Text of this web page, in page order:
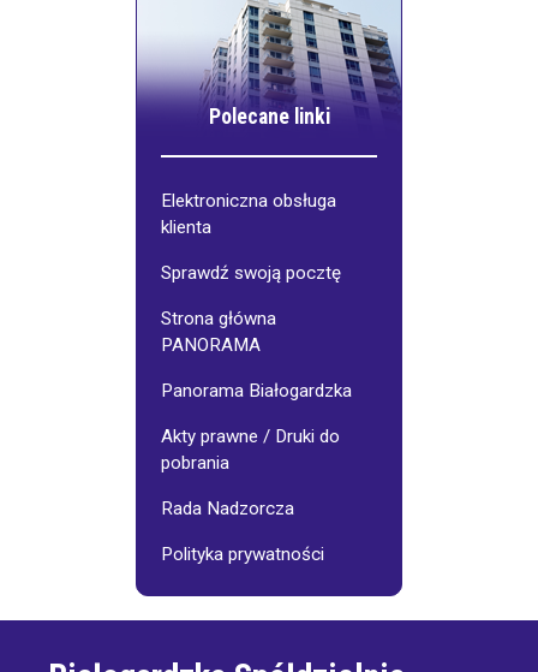
Polecane linki
Elektroniczna obsługa
klienta
Sprawdź swoją pocztę
Strona główna
PANORAMA
Panorama Białogardzka
Akty prawne / Druki do
pobrania
Rada Nadzorcza
Polityka prywatności